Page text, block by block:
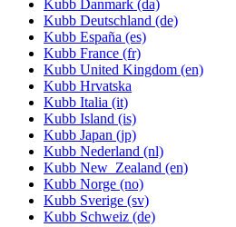
Kubb Danmark (da)
Kubb Deutschland (de)
Kubb España (es)
Kubb France (fr)
Kubb United Kingdom (en)
Kubb Hrvatska
Kubb Italia (it)
Kubb Island (is)
Kubb Japan (jp)
Kubb Nederland (nl)
Kubb New_Zealand (en)
Kubb Norge (no)
Kubb Sverige (sv)
Kubb Schweiz (de)